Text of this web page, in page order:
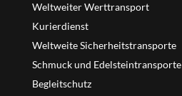
Weltweiter Werttransport
Kurierdienst
Weltweite Sicherheitstransporte
Schmuck und Edelsteintransporte
Begleitschutz